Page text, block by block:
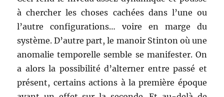
à chercher les choses cachées dans l’une ou
l’autre configurations… voire en marge du
système. D’autre part, le manoir Stinton où une
anomalie temporelle semble se manifester. On
a alors la possibilité d’alterner entre passé et
présent, certains actions à la première époque